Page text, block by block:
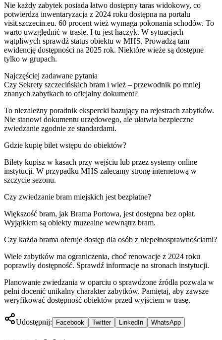
Nie każdy zabytek posiada łatwo dostępny taras widokowy, co
potwierdza inwentaryzacja z 2024 roku dostępna na portalu
visit.szczecin.eu. 60 procent wież wymaga pokonania schodów. To
warto uwzględnić w trasie. I tu jest haczyk. W sytuacjach
wątpliwych sprawdź status obiektu w MHS. Prowadzą tam
ewidencję dostępności na 2025 rok. Niektóre wieże są dostępne
tylko w grupach.
Najczęściej zadawane pytania
Czy Sekrety szczecińskich bram i wież – przewodnik po mniej
znanych zabytkach to oficjalny dokument?
To niezależny poradnik ekspercki bazujący na rejestrach zabytków.
Nie stanowi dokumentu urzędowego, ale ułatwia bezpieczne
zwiedzanie zgodnie ze standardami.
Gdzie kupię bilet wstępu do obiektów?
Bilety kupisz w kasach przy wejściu lub przez systemy online
instytucji. W przypadku MHS zalecamy stronę internetową w
szczycie sezonu.
Czy zwiedzanie bram miejskich jest bezpłatne?
Większość bram, jak Brama Portowa, jest dostępna bez opłat.
Wyjątkiem są obiekty muzealne wewnątrz bram.
Czy każda brama oferuje dostęp dla osób z niepełnosprawnościami?
Wiele zabytków ma ograniczenia, choć renowacje z 2024 roku
poprawiły dostępność. Sprawdź informacje na stronach instytucji.
Planowanie zwiedzania w oparciu o sprawdzone źródła pozwala w
pełni docenić unikalny charakter zabytków. Pamiętaj, aby zawsze
weryfikować dostępność obiektów przed wyjściem w trasę.
Udostępnij: Facebook Twitter LinkedIn WhatsApp